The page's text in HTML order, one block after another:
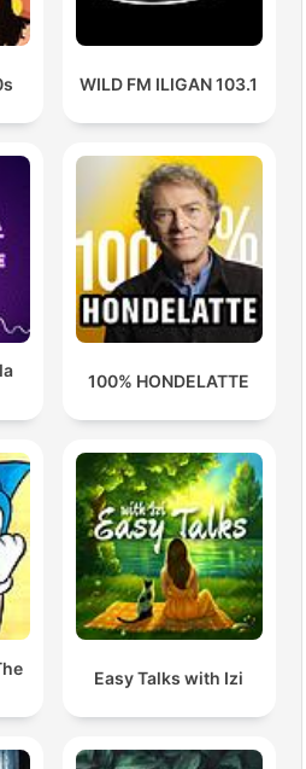
WILD FM ILIGAN 103.1
100% HONDELATTE
Easy Talks with Izi